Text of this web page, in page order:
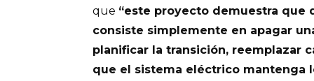
que “este proyecto demuestra que
consiste simplemente en apagar
planificar la transición, reemplazar
que el sistema eléctrico mantenga